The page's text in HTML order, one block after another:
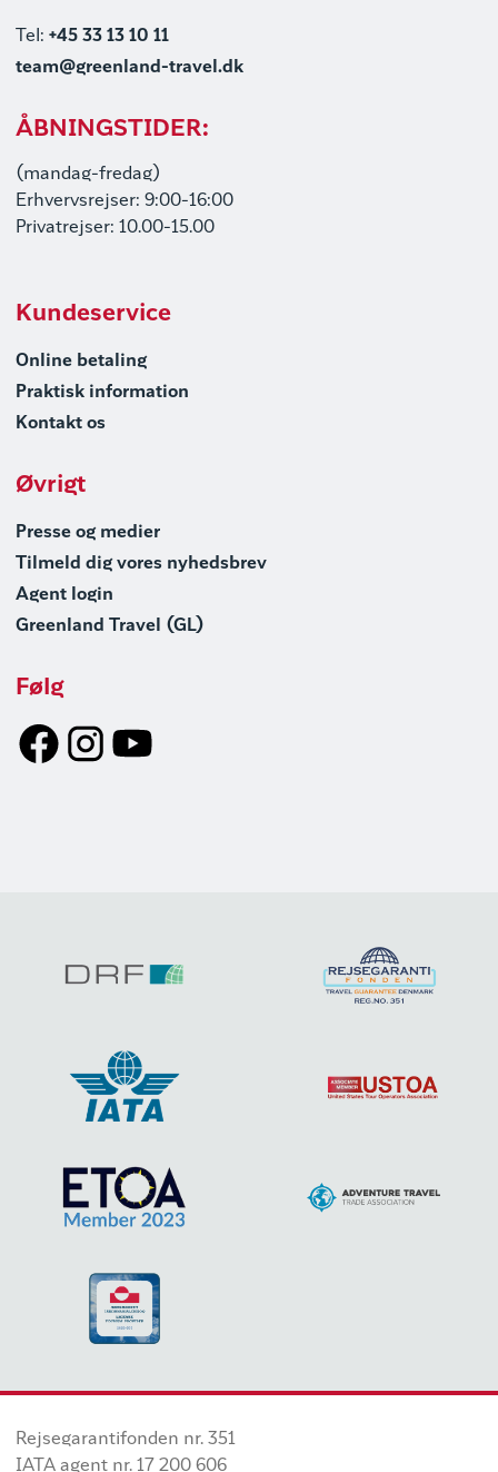
Tel: +45 33 13 10 11
team@greenland-travel.dk
ÅBNINGSTIDER:
(mandag-fredag)
Erhvervsrejser: 9:00-16:00
Privatrejser: 10.00-15.00
Kundeservice
Online betaling
Praktisk information
Kontakt os
Øvrigt
Presse og medier
Tilmeld dig vores nyhedsbrev
Agent login
Greenland Travel (GL)
Følg
Rejsegarantifonden nr. 351
IATA agent nr. 17 200 606